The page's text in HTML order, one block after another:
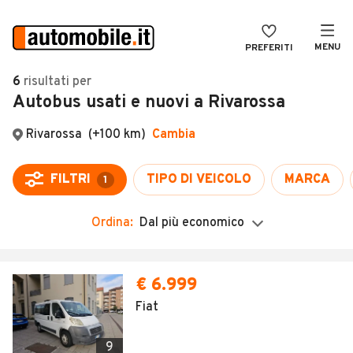
PREFERITI MENU
Auto
Auto usate
Auto Km 0
Auto Nuove
Noleggio a lungo termine
Moto
Camper
VENDI
MAGAZINE
ACCEDI
6 risultati per
Autobus usati e nuovi a Rivarossa
Rivarossa (+100 km) Cambia
FILTRI 1 TIPO DI VEICOLO MARCA
Ordina: Dal più economico
9
€ 6.999
Fiat